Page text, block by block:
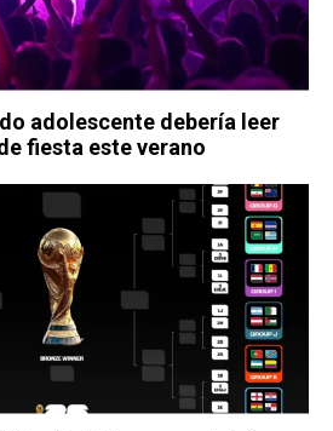
adolescente debería leer
fiesta este verano